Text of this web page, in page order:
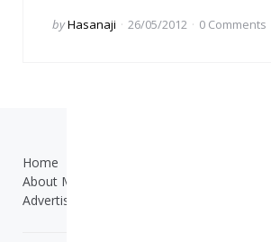
Posted
byHasanaji 26/05/2012 0 Comments
Home
About Me
Advertisement